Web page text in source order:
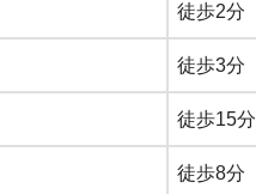
徒歩2分
徒歩3分
徒歩15分
徒歩8分